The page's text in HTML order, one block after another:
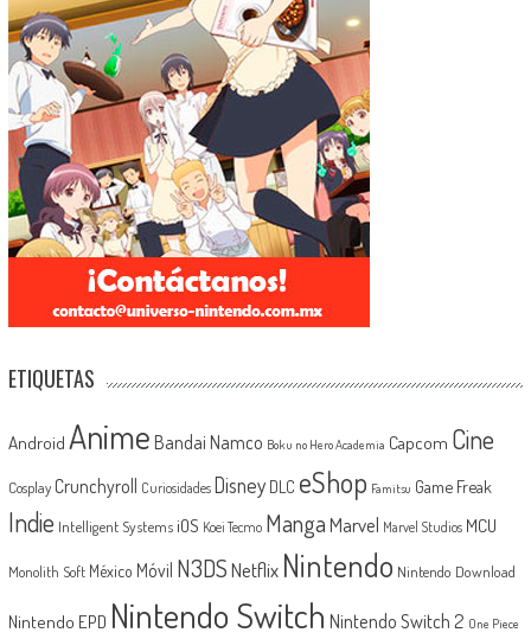
ETIQUETAS
Android Anime Bandai Namco Boku no Hero Academia Capcom Cine
Cosplay Crunchyroll Curiosidades Disney DLC eShop Famitsu Game Freak
Indie Intelligent Systems iOS Koei Tecmo MangaMarvel Marvel Studios MCU
Monolith Soft México Móvil N3DSNetflix Nintendo Nintendo Download
Nintendo EPD Nintendo Switch Nintendo Switch 2 One Piece